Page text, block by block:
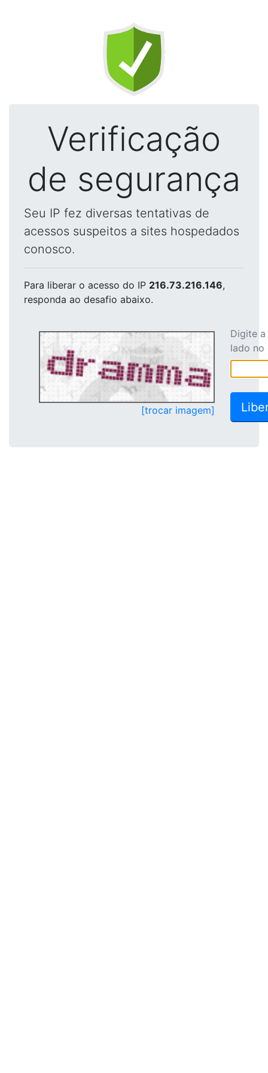
Verificação
de segurança
Seu IP fez diversas tentativas de
acessos suspeitos a sites hospedados
conosco.
Para liberar o acesso do IP 216.73.216.146,
responda ao desafio abaixo.
[trocar imagem]
Digite
lado no